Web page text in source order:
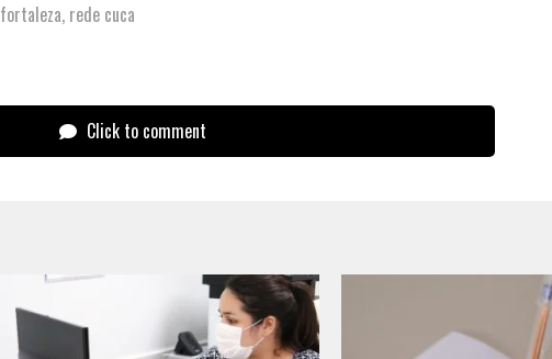
fortaleza, rede cuca
Click to comment